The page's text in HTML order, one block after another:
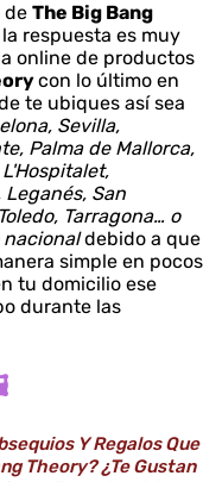
de The Big Bang
respuesta es muy
online de productos
con lo último en
te ubiques así sea
Sevilla,
Palma de Mallorca,
San
Tarragona… o
debido a que
simple en pocos
tu domicilio ese
durante las
Y Regalos Que
Theory? ¿Te Gustan